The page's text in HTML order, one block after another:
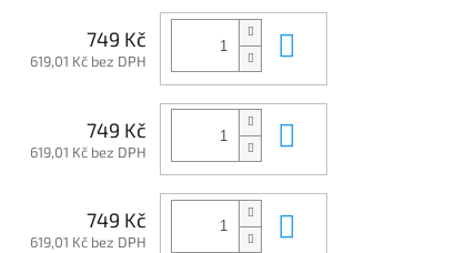
749 Kč
619,01 Kč bez DPH
749 Kč
619,01 Kč bez DPH
749 Kč
619,01 Kč bez DPH